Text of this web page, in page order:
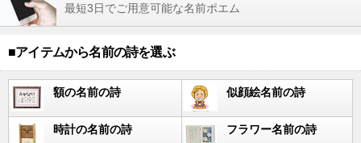
最短3日でご用意可能な名前ポエム
■アイテムから名前の詩を選ぶ
額の名前の詩 似顔絵名前の詩
時計の名前の詩 フラワー名前の詩